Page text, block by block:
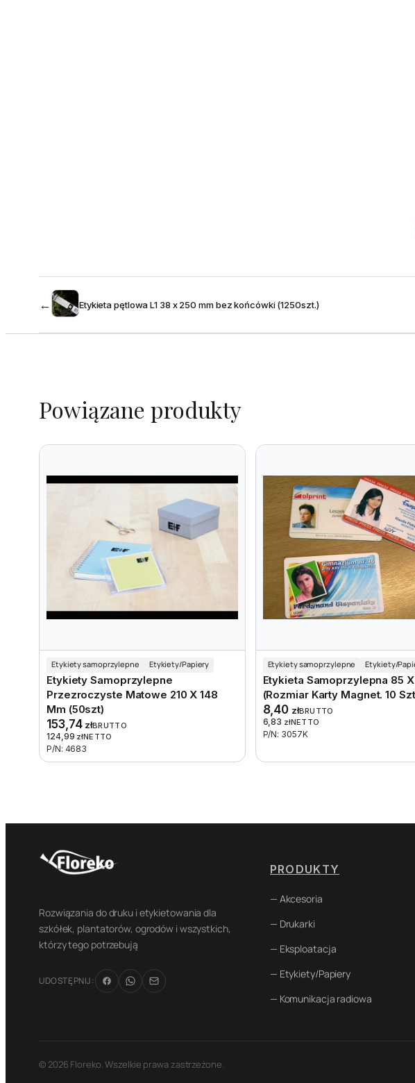
← Etykieta pętlowa L1 38 x 250 mm bez końcówki (1250szt.)
Powiązane produkty
Etykiety samoprzylepne Etykiety/Papiery
Etykiety Samoprzylepne
Przezroczyste Matowe 210 X 148
Mm (50szt)
153,74 złBRUTTO
124,99 złNETTO
P/N: 4683
Etykiety samoprzylepne Etykiety/
Etykieta Samoprzylepna 85
(rozmiar Karty Magnet. 10
8,40 złBRUTTO
6,83 złNETTO
P/N: 3057K
Rozwiązania do druku i etykietowania dla
szkółek, plantatorów, ogrodów i wszystkich,
którzy tego potrzebują
UDOSTĘPNIJ:
PRODUKTY
— Akcesoria
— Drukarki
— Eksploatacja
— Etykiety/Papiery
— Komunikacja radiowa
© 2026 Floreko. Wszelkie prawa zastrzeżone.